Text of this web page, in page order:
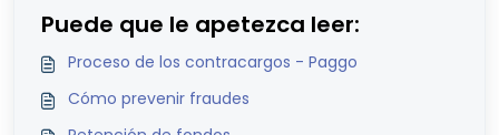
Puede que le apetezca leer:
Proceso de los contracargos - Paggo
Cómo prevenir fraudes